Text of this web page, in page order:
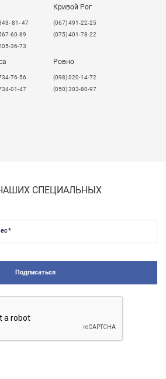
12
81- 47
60-89
36-73
Кривой Рог
(067) 491-22-25
(075) 401-78-22
76-56
01-47
Ровно
(098) 020-14-72
(050) 303-80-97
СПЕЦИАЛЬНЫХ
*
Подписаться